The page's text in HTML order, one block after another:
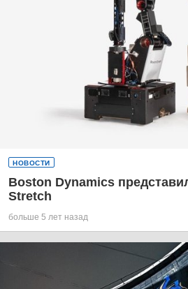
НОВОСТИ
Boston Dynamics
Stretch
больше 5 лет назад